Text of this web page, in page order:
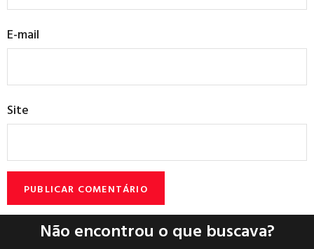
E-mail
Site
Não encontrou o que buscava?